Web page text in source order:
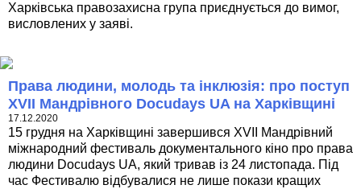
Харківська правозахисна група приєднується до вимог,
висловлених у заяві.
Права людини, молодь та інклюзія: про поступ
XVII Мандрівного Docudays UA на Харківщині
17.12.2020
15 грудня на Харківщині завершився XVII Мандрівний
міжнародний фестиваль документального кіно про права
людини Docudays UA, який тривав із 24 листопада. Під
час Фестивалю відбувалися не лише покази кращих